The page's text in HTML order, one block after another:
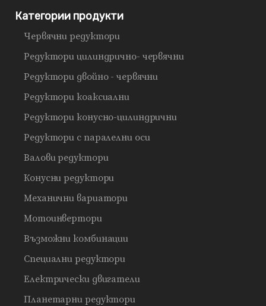
Категории продукти
Червячни редуктори
Редуктори цилиндрично- червячни
Редуктори двойно - червячни
Редуктори коаксиални
Редуктори конусно-цилиндрични
Редуктори с паралелни оси
Валови редуктори
Конусни редуктори
Механични вариатори
Мотоинвертори
Възможни комбинации
Специални редуктори
Електрически двигатели
Планетарни редуктори